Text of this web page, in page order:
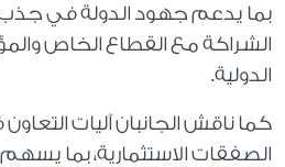
بما يدعم جهود الدولة في جذب
الشراكة مع القطاع الخاص
الدولية.
كما ناقش الجانبان آليات
الصفقات الاستثمارية، بما